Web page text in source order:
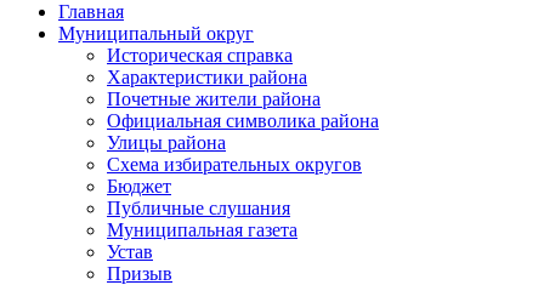
Главная
Муниципальный округ
Историческая справка
Характеристики района
Почетные жители района
Официальная символика района
Улицы района
Схема избирательных округов
Бюджет
Публичные слушания
Муниципальная газета
Устав
Призыв